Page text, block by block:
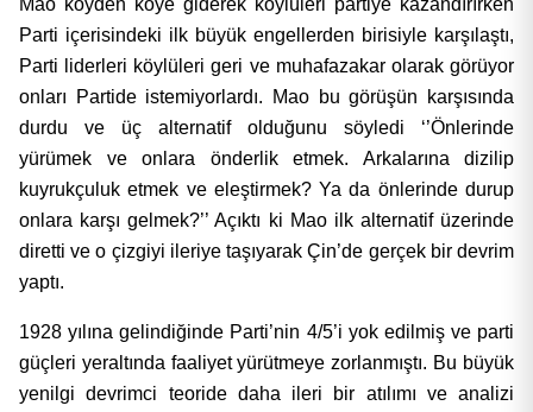
Parti içerisindeki ilk büyük engellerden birisiyle karşılaştı,
Parti liderleri köylüleri geri ve muhafazakar olarak görüyor
onları Partide istemiyorlardı. Mao bu görüşün karşısında
durdu ve üç alternatif olduğunu söyledi ‘’Önlerinde
yürümek ve onlara önderlik etmek. Arkalarına dizilip
kuyrukçuluk etmek ve eleştirmek? Ya da önlerinde durup
onlara karşı gelmek?’’ Açıktı ki Mao ilk alternatif üzerinde
diretti ve o çizgiyi ileriye taşıyarak Çin’de gerçek bir devrim
yaptı.
1928 yılına gelindiğinde Parti’nin 4/5’i yok edilmiş ve parti
güçleri yeraltında faaliyet yürütmeye zorlanmıştı. Bu büyük
yenilgi devrimci teoride daha ileri bir atılımı ve analizi